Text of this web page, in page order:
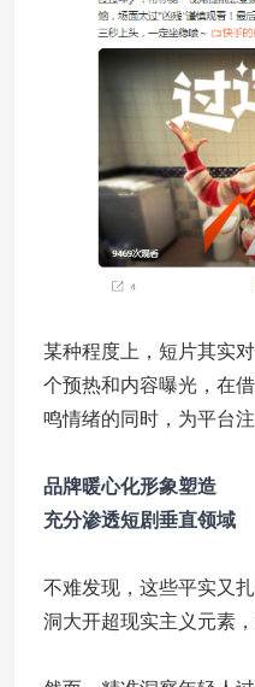
某种程度上，短片其实
个预热和内容曝光，在
鸣情绪的同时，为平台
品牌暖心化形象塑造
充分渗透短剧垂直领域
不难发现，这些平实又
洞大开超现实主义元素